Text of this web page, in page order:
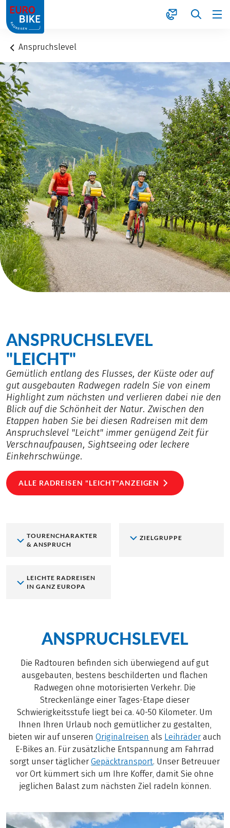
1
Anspruchslevel
ANSPRUCHSLEVEL
"LEICHT"
Gemütlich entlang des Flusses, der Küste oder auf
gut ausgebauten Radwegen radeln Sie von einem
Highlight zum nächsten und verlieren dabei nie den
Blick auf die Schönheit der Natur. Zwischen den
Etappen haben Sie bei diesen Radreisen mit dem
Anspruchslevel "Leicht" immer genügend Zeit für
Verschnaufpausen, Sightseeing oder leckere
Einkehrschwünge.
ALLE RADREISEN "LEICHT"ANZEIGEN
TOURENCHARAKTER
& ANSPRUCH
ZIELGRUPPE
LEICHTE RADREISEN
IN GANZ EUROPA
ANSPRUCHSLEVEL
Die Radtouren befinden sich überwiegend auf gut
ausgebauten, bestens beschilderten und flachen
Radwegen ohne motorisierten Verkehr. Die
Streckenlänge einer Tages-Etape dieser
Schwierigkeitsstufe liegt bei ca. 40-50 Kilometer. Um
Ihnen Ihren Urlaub noch gemütlicher zu gestalten,
bieten wir auf unserenOriginalreisen als Leihräder auch
E-Bikes an. Für zusätzliche Entspannung am Fahrrad
sorgt unser täglicherGepäcktransport. Unser Betreuuer
vor Ort kümmert sich um Ihre Koffer, damit Sie ohne
jeglichen Balast zum nächsten Ziel radeln können.